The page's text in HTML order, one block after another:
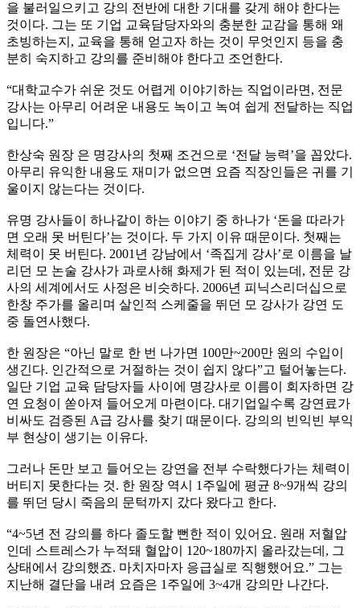
을 불러일으키고 강의 전반에 대한 기대를 갖게 해야 한다는
것이다. 그는 또 기업 교육담당자와의 충분한 교감을 통해 왜
초빙하는지, 교육을 통해 얻고자 하는 것이 무엇인지 등을 충
분히 숙지하고 강의를 준비해야 한다고 조언한다.
“대학교수가 쉬운 것도 어렵게 이야기하는 직업이라면, 전문
강사는 아무리 어려운 내용도 녹이고 녹여 쉽게 전달하는 직업
입니다.”
한상숙 원장 은 명강사의 첫째 조건으로 ‘전달 능력’을 꼽았다.
아무리 유익한 내용도 재미가 없으면 요즘 직장인들은 귀를 기
울이지 않는다는 것이다.
유명 강사들이 하나같이 하는 이야기 중 하나가 ‘돈을 따라가
면 오래 못 버틴다’는 것이다. 두 가지 이유 때문이다. 첫째는
체력이 못 버틴다. 2001년 강남에서 ‘족집게 강사’로 이름을 날
리던 모 논술 강사가 과로사해 화제가 된 적이 있는데, 전문 강
사의 세계에서도 사정은 비슷하다. 2006년 피닉스리더십으로
한창 주가를 올리며 살인적 스케줄을 뛰던 모 강사가 강연 도
중 돌연사했다.
한 원장은 “아닌 말로 한 번 나가면 100만~200만 원의 수입이
생긴다. 인간적으로 거절하는 것이 쉽지 않다”고 털어놓는다.
일단 기업 교육 담당자들 사이에 명강사로 이름이 회자하면 강
연 요청이 쏟아져 들어오게 마련이다. 대기업일수록 강연료가
비싸도 검증된 A급 강사를 찾기 때문이다. 강의의 빈익빈 부익
부 현상이 생기는 이유다.
그러나 돈만 보고 들어오는 강연을 전부 수락했다가는 체력이
버티지 못한다는 것. 한 원장 역시 1주일에 평균 8~9개씩 강의
를 뛰던 당시 죽음의 문턱까지 갔다 왔다고 한다.
“4~5년 전 강의를 하다 졸도할 뻔한 적이 있어요. 원래 저혈압
인데 스트레스가 누적돼 혈압이 120~180까지 올라갔는데, 그
상태에서 강의했죠. 마치자마자 응급실로 직행했어요.” 그는
지난해 결단을 내려 요즘은 1주일에 3~4개 강의만 나간다.